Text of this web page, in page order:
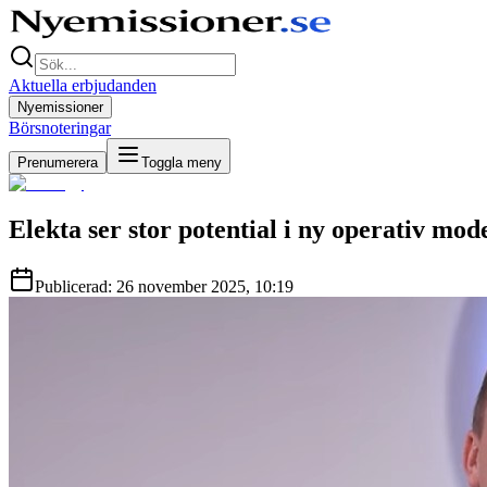
Aktuella erbjudanden
Nyemissioner
Börsnoteringar
Prenumerera Toggla meny
Elekta ser stor potential i ny operativ
Publicerad: 26 november 2025, 10:19